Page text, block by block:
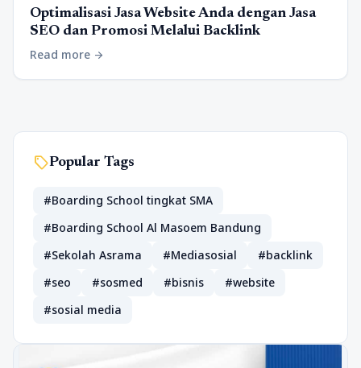
Optimalisasi Jasa Website Anda dengan Jasa
SEO dan Promosi Melalui Backlink
Read more arrow_forward
sellPopular Tags
#Boarding School tingkat SMA
#Boarding School Al Masoem Bandung
#Sekolah Asrama
#Mediasosial
#backlink
#seo
#sosmed #bisnis
#website
#sosial media